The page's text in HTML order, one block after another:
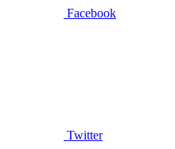
Facebook
Twitter